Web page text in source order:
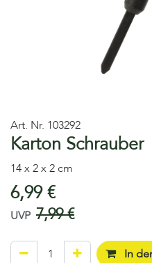
Art. Nr. 103292
Karton Schrauber
14 x 2 x 2 cm
6,99€
UVP 7,99€
In